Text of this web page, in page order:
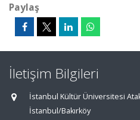
Paylaş
İletişim Bilgileri
İstanbul Kültür Üniversitesi
İstanbul/Bakırköy